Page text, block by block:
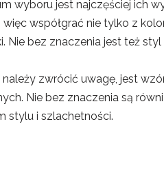
wyboru jest najczęściej ich
współgrać nie tylko z
Nie bez znaczenia jest też
zwrócić uwagę, jest
Nie bez znaczenia są
stylu i szlachetności.